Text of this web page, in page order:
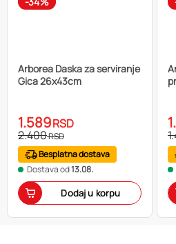
Arborea Daska za serviranje
Gica 26x43cm
1.589RSD
2.400RSD
Besplatna dostava
Dostava od13.08.
Dodaj u korpu